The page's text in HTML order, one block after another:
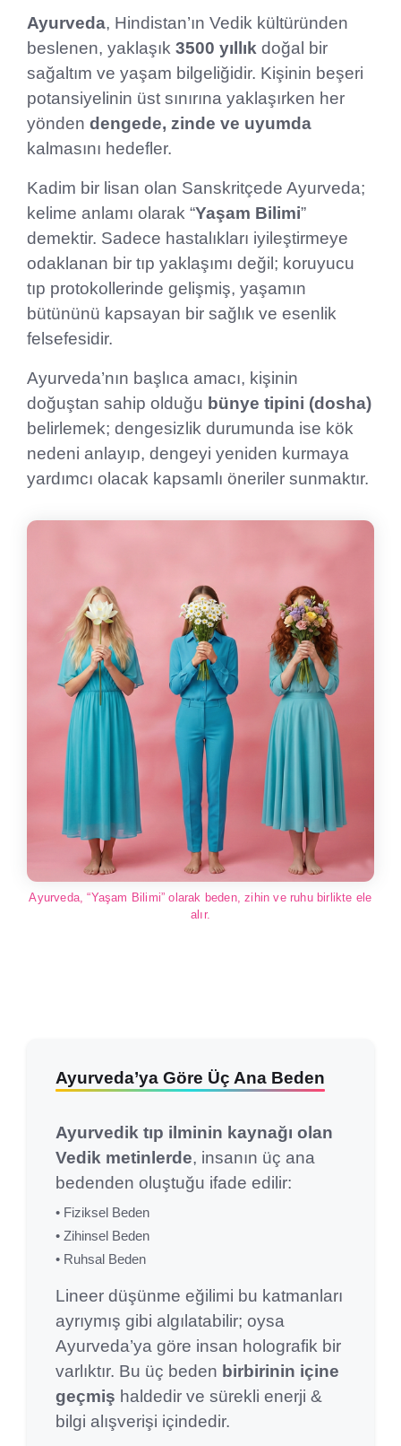
Ayurveda, Hindistan’ın Vedik kültüründen
beslenen, yaklaşık 3500 yıllık doğal bir
sağaltım ve yaşam bilgeliğidir. Kişinin beşeri
potansiyelinin üst sınırına yaklaşırken her
yönden dengede, zinde ve uyumda
kalmasını hedefler.
Kadim bir lisan olan Sanskritçede Ayurveda;
kelime anlamı olarak “Yaşam Bilimi”
demektir. Sadece hastalıkları iyileştirmeye
odaklanan bir tıp yaklaşımı değil; koruyucu
tıp protokollerinde gelişmiş, yaşamın
bütününü kapsayan bir sağlık ve esenlik
felsefesidir.
Ayurveda’nın başlıca amacı, kişinin
doğuştan sahip olduğu bünye tipini (dosha)
belirlemek; dengesizlik durumunda ise kök
nedeni anlayıp, dengeyi yeniden kurmaya
yardımcı olacak kapsamlı öneriler sunmaktır.
Ayurveda, “Yaşam Bilimi” olarak beden, zihin ve ruhu birlikte ele
alır.
Ayurveda’ya Göre Üç Ana Beden
Ayurvedik tıp ilminin kaynağı olan
Vedik metinlerde, insanın üç ana
bedenden oluştuğu ifade edilir:
• Fiziksel Beden
• Zihinsel Beden
• Ruhsal Beden
Lineer düşünme eğilimi bu katmanları
ayrıymış gibi algılatabilir; oysa
Ayurveda’ya göre insan holografik bir
varlıktır. Bu üç beden birbirinin içine
geçmiş haldedir ve sürekli enerji &
bilgi alışverişi içindedir.